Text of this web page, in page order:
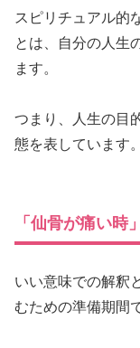
スピリチュアル的
とは、自分の人生
ます。
つまり、人生の目
態を表しています。
「仙骨が痛い時
いい意味での解釈
むための準備期間